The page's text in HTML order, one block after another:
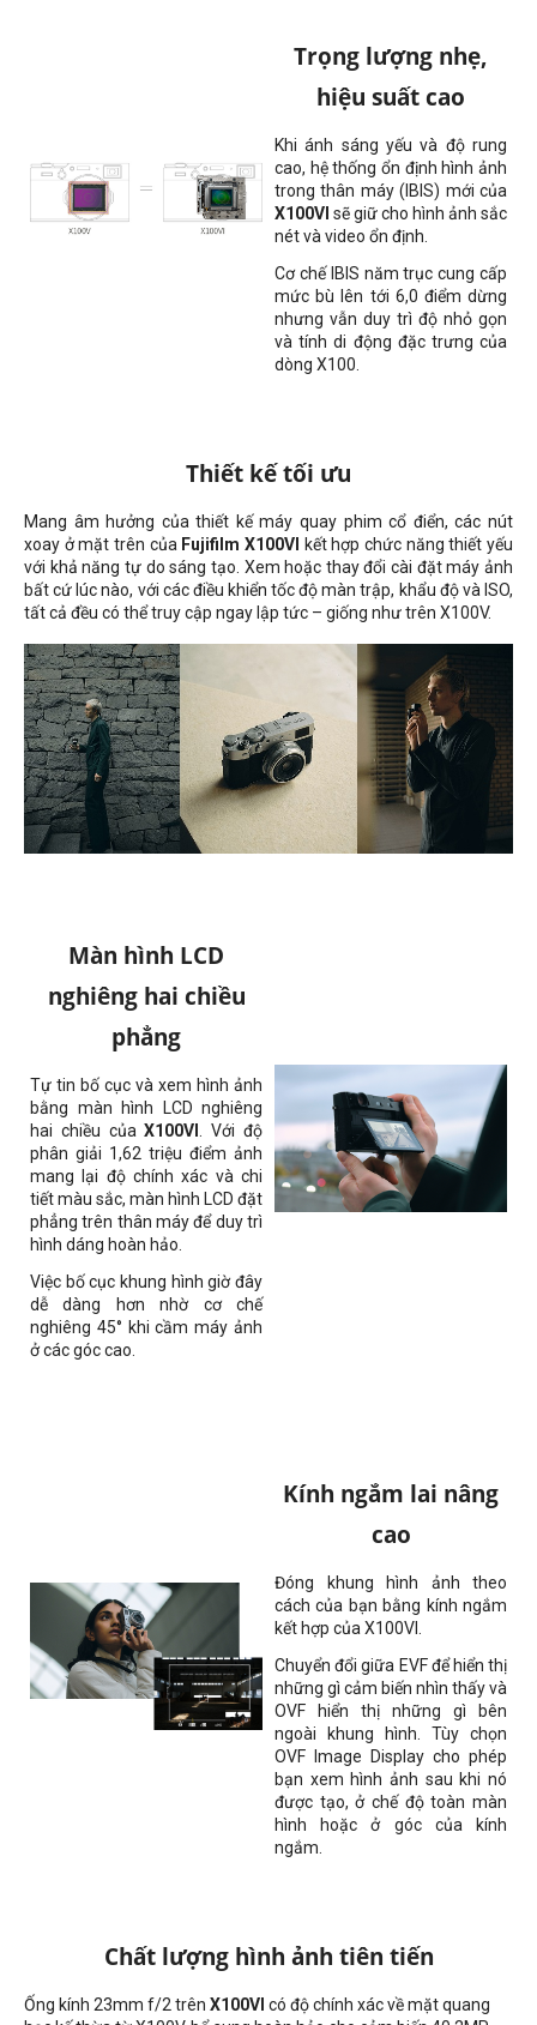
Trọng lượng nhẹ,
hiệu suất cao
Khi ánh sáng yếu và độ rung
cao, hệ thống ổn định hình ảnh
trong thân máy (IBIS) mới của
X100VI sẽ giữ cho hình ảnh sắc
nét và video ổn định.
Cơ chế IBIS năm trục cung cấp
mức bù lên tới 6,0 điểm dừng
nhưng vẫn duy trì độ nhỏ gọn
và tính di động đặc trưng của
dòng X100.
Thiết kế tối ưu
Mang âm hưởng của thiết kế máy quay phim cổ điển, các nút
xoay ở mặt trên của FujifilmX100VI
kết hợp chức năng thiết yếu
với khả năng tự do sáng tạo. Xem hoặc thay đổi cài đặt máy ảnh
bất cứ lúc nào, với các điều khiển tốc độ màn trập, khẩu độ và ISO,
tất cả đều có thể truy cập ngay lập tức – giống như trên X100V.
Màn hình LCD
nghiêng hai chiều
phẳng
Tự tin bố cục và xem hình ảnh
bằng màn hình LCD nghiêng
hai chiều củaX100VI. Với độ
phân giải 1,62 triệu điểm ảnh
mang lại độ chính xác và chi
tiết màu sắc, màn hình LCD đặt
phẳng trên thân máy để duy trì
hình dáng hoàn hảo.
Việc bố cục khung hình giờ đây
dễ dàng hơn nhờ cơ chế
nghiêng 45° khi cầm máy ảnh
ở các góc cao.
Kính ngắm lai nâng
cao
Đóng khung hình ảnh theo
cách của bạn bằng kính ngắm
kết hợp của X100VI.
Chuyển đổi giữa EVF để hiển thị
những gì cảm biến nhìn thấy và
OVF hiển thị những gì bên
ngoài khung hình. Tùy chọn
OVF Image Display cho phép
bạn xem hình ảnh sau khi nó
được tạo, ở chế độ toàn màn
hình hoặc ở góc của kính
ngắm.
Chất lượng hình ảnh tiên tiến
Ống kính 23mm f/2 trên X100VI có độ chính xác về mặt quang